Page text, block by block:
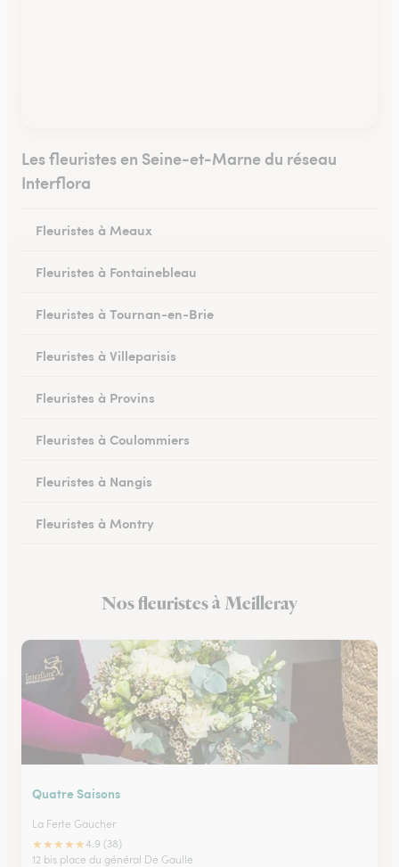
Les fleuristes en Seine-et-Marne du réseau
Interflora
Fleuristes à Meaux
Fleuristes à Fontainebleau
Fleuristes à Tournan-en-Brie
Fleuristes à Villeparisis
Fleuristes à Provins
Fleuristes à Coulommiers
Fleuristes à Nangis
Fleuristes à Montry
Fleuristes à EsblyNos fleuristes à Meilleray
Quatre Saisons
La Ferte Gaucher
★★★★★4.9 (38)
12 bis place du général De Gaulle